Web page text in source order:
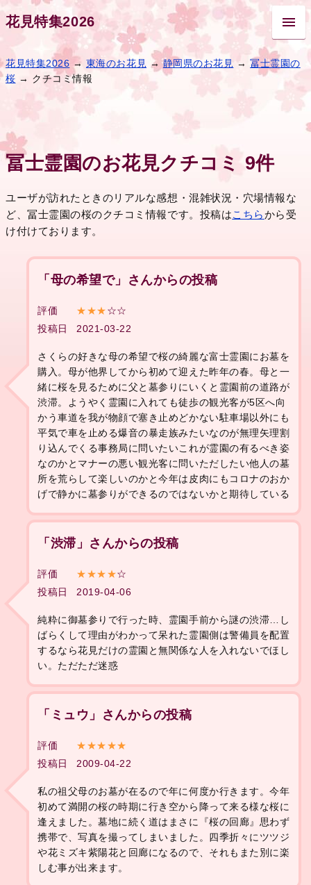
花見特集2026
花見特集2026 → 東海のお花見 →静岡県のお花見 →冨士霊園の
桜 → クチコミ情報
冨士霊園のお花見クチコミ 9件
ユーザが訪れたときのリアルな感想・混雑状況・穴場情報な
ど、冨士霊園の桜のクチコミ情報です。投稿はこちらから受
け付けております。
「母の希望で」さんからの投稿
評価 ★★★☆☆
投稿日
2021-03-22
さくらの好きな母の希望で桜の綺麗な富士霊園にお墓を
購入。母が他界してから初めて迎えた昨年の春。母と一
緒に桜を見るために父と墓参りにいくと霊園前の道路が
渋滞。ようやく霊園に入れても徒歩の観光客が5区へ向
かう車道を我が物顔で塞き止めどかない駐車場以外にも
平気で車を止める爆音の暴走族みたいなのが無理矢理割
り込んでくる事務局に問いたいこれが霊園の有るべき姿
なのかとマナーの悪い観光客に問いただしたい他人の墓
所を荒らして楽しいのかと今年は皮肉にもコロナのおか
げで静かに墓参りができるのではないかと期待している
「渋滞」さんからの投稿
評価 ★★★★☆
投稿日
2019-04-06
純粋に御墓参りで行った時、霊園手前から謎の渋滞…し
ばらくして理由がわかって呆れた霊園側は警備員を配置
するなら花見だけの霊園と無関係な人を入れないでほし
い。ただただ迷惑
「ミュウ」さんからの投稿
評価
★★★★★
投稿日
2009-04-22
私の祖父母のお墓が在るので年に何度か行きます。今年
初めて満開の桜の時期に行き空から降って来る様な桜に
逢えました。墓地に続く道はまさに『桜の回廊』思わず
携帯で、写真を撮ってしまいました。四季折々にツツジ
や花ミズキ紫陽花と回廊になるので、それもまた別に楽
しむ事が出来ます。